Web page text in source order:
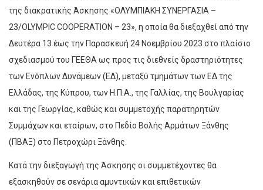
της διακρατικής Άσκησης «ΟΛΥΜΠΙΑΚΗ ΣΥΝΕΡΓΑΣΙΑ –
23/OLYMPIC COOPERATION – 23», η οποία θα διεξαχθεί από την
Δευτέρα 13 έως την Παρασκευή 24 Νοεμβρίου 2023 στο πλαίσιο
σχεδιασμού του ΓΕΕΘΑ ως προς τις διεθνείς δραστηριότητες
των Ενόπλων Δυνάμεων (ΕΔ), μεταξύ τμημάτων των ΕΔ της
Ελλάδας, της Κύπρου, των Η.Π.Α., της Γαλλίας, της Βουλγαρίας
και της Γεωργίας, καθώς και συμμετοχής παρατηρητών
Συμμάχων και εταίρων, στο Πεδίο Βολής Αρμάτων Ξάνθης
(ΠΒΑΞ) στο Πετροχώρι Ξάνθης.
Κατά την διεξαγωγή της Άσκησης οι συμμετέχοντες θα
εξασκηθούν σε σενάρια αμυντικών και επιθετικών